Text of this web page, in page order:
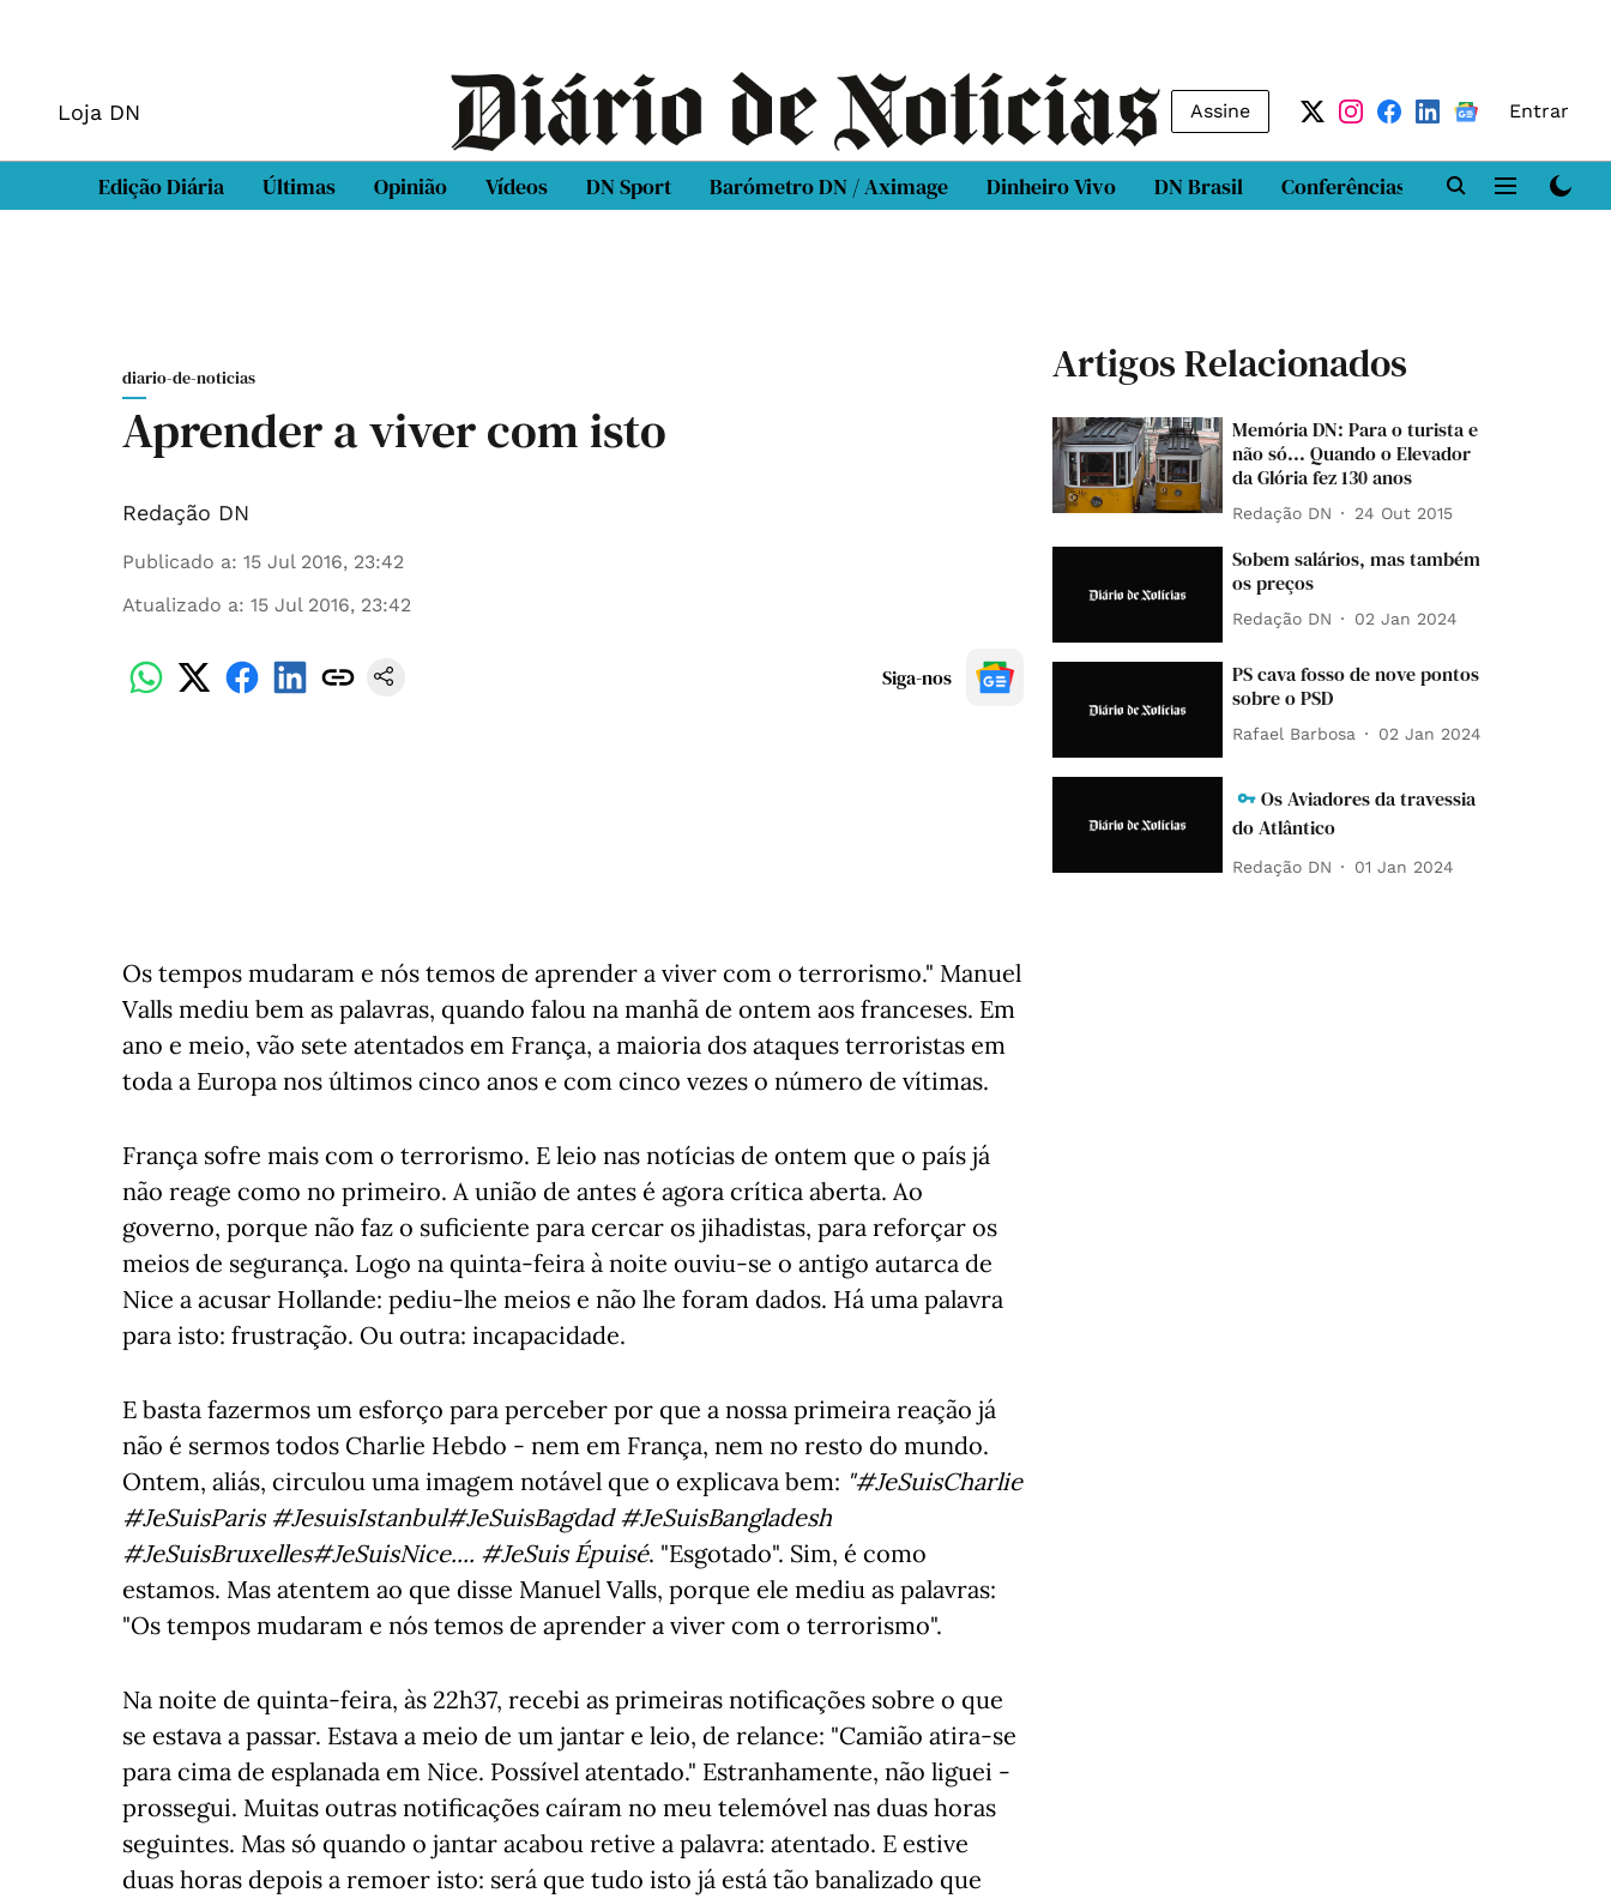
Loja DN Assine Entrar
Edição Diária Últimas Opinião Vídeos DN Sport Barómetro DN / Aximage Dinheiro Vivo DN Brasil Conferências DN LAB
diario-de-noticias
Aprender a viver com isto
Redação DN
Publicado a: 15 Jul 2016, 23:42
Atualizado a: 15 Jul 2016, 23:42
Siga-nos
Os tempos mudaram e nós temos de aprender a viver com o terrorismo." Manuel
Valls mediu bem as palavras, quando falou na manhã de ontem aos franceses. Em
ano e meio, vão sete atentados em França, a maioria dos ataques terroristas em
toda a Europa nos últimos cinco anos e com cinco vezes o número de vítimas.
França sofre mais com o terrorismo. E leio nas notícias de ontem que o país já
não reage como no primeiro. A união de antes é agora crítica aberta. Ao
governo, porque não faz o suficiente para cercar os jihadistas, para reforçar os
meios de segurança. Logo na quinta-feira à noite ouviu-se o antigo autarca de
Nice a acusar Hollande: pediu-lhe meios e não lhe foram dados. Há uma palavra
para isto: frustração. Ou outra: incapacidade.
E basta fazermos um esforço para perceber por que a nossa primeira reação já
não é sermos todos Charlie Hebdo - nem em França, nem no resto do mundo.
Ontem, aliás, circulou uma imagem notável que o explicava bem: "#JeSuisCharlie
#JeSuisParis #JesuisIstanbul#JeSuisBagdad #JeSuisBangladesh
#JeSuisBruxelles#JeSuisNice.... #JeSuis Épuisé. "Esgotado". Sim, é como
estamos. Mas atentem ao que disse Manuel Valls, porque ele mediu as palavras:
"Os tempos mudaram e nós temos de aprender a viver com o terrorismo".
Na noite de quinta-feira, às 22h37, recebi as primeiras notificações sobre o que
se estava a passar. Estava a meio de um jantar e leio, de relance: "Camião atira-se
para cima de esplanada em Nice. Possível atentado." Estranhamente, não liguei -
prossegui. Muitas outras notificações caíram no meu telemóvel nas duas horas
seguintes. Mas só quando o jantar acabou retive a palavra: atentado. E estive
duas horas depois a remoer isto: será que tudo isto já está tão banalizado que
Artigos Relacionados
Memória DN: Para o turista e
não só... Quando o Elevador
da Glória fez 130 anos
Redação DN 24 Out 2015
Sobem salários, mas também
os preços
Redação DN 02 Jan 2024
PS cava fosso de nove pontos
sobre o PSD
Rafael Barbosa 02 Jan 2024
Os Aviadores da travessia
do Atlântico
Redação DN 01 Jan 2024